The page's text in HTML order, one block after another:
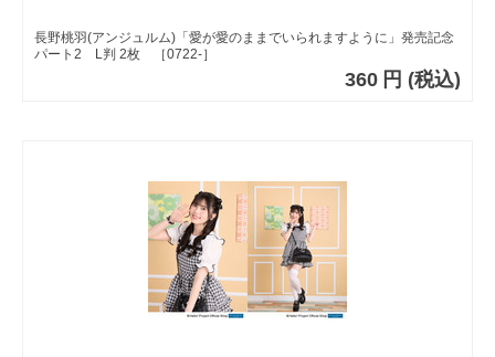
長野桃羽(アンジュルム)「愛が愛のままでいられますように」発売記念
パート2 L判 2枚 ［0722-］
360 円 (税込)